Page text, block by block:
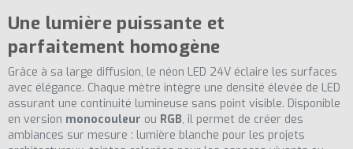
(2 avis)
Une lumière puissante et
parfaitement homogène
Grâce à sa large diffusion, le néon LED 24V éclaire les surfaces
avec élégance. Chaque mètre intègre une densité élevée de LED
assurant une continuité lumineuse sans point visible. Disponible
en version monocouleur ou RGB, il permet de créer des
ambiances sur mesure : lumière blanche pour les projets